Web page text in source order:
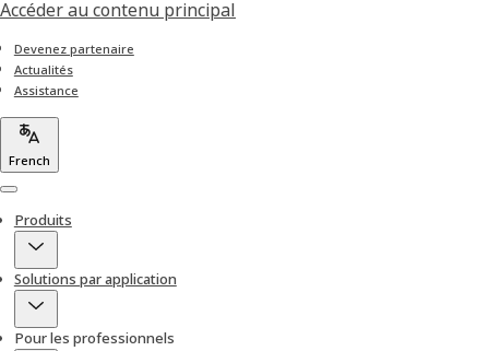
Accéder au contenu principal
Devenez partenaire
Actualités
Assistance
French
Menu
Produits
Solutions par application
Pour les professionnels